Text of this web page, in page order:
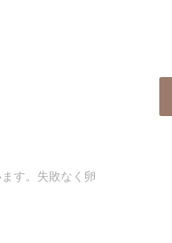
す。失敗なく卵